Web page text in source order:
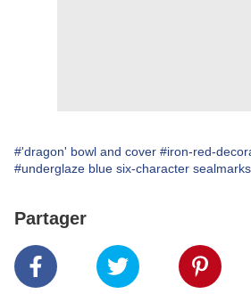
#'dragon' bowl and cover #iron-red-
#underglaze blue six-character
Partager